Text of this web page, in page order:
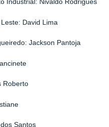
Industrial: Nivaldo Rodrigues
David Lima
Jackson Pantoja
Roberto
Santos